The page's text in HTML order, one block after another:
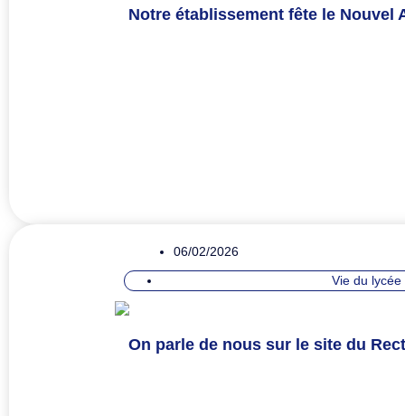
Notre établissement fête le Nouvel
06/02/2026
Vie du lycée
On parle de nous sur le site du